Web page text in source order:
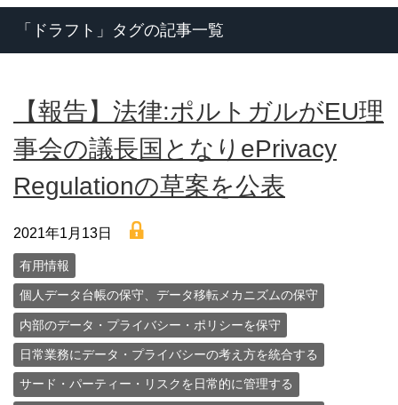
「ドラフト」タグの記事一覧
【報告】法律:ポルトガルがEU理
事会の議長国となりePrivacy
Regulationの草案を公表
2021年1月13日 lock
有用情報
個人データ台帳の保守、データ移転メカニズムの保守
内部のデータ・プライバシー・ポリシーを保守
日常業務にデータ・プライバシーの考え方を統合する
サード・パーティー・リスクを日常的に管理する